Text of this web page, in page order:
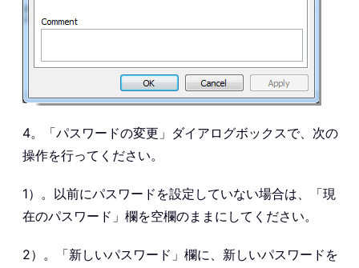
4。「パスワードの変更」ダイアログボックスで、次の
操作を行ってください。
1）。以前にパスワードを設定していない場合は、「現
在のパスワード」欄を空欄のままにしてください。
2）。「新しいパスワード」欄に、新しいパスワードを